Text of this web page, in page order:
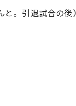
。引退試合の後）